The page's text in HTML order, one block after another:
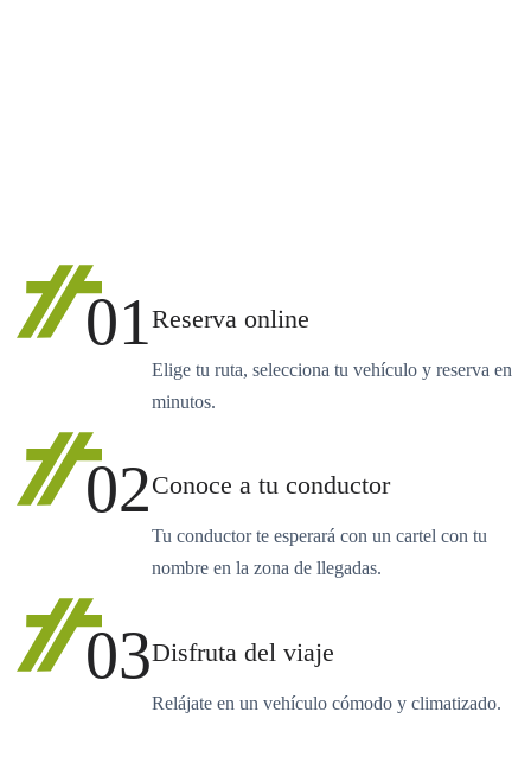
01Reserva online
Elige tu ruta, selecciona tu vehículo y reserva en
minutos.
02Conoce a tu conductor
Tu conductor te esperará con un cartel con tu
nombre en la zona de llegadas.
03Disfruta del viaje
Relájate en un vehículo cómodo y climatizado.